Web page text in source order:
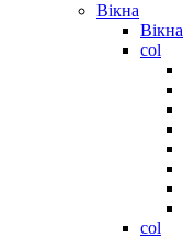
Вікна
Вікна
col
col